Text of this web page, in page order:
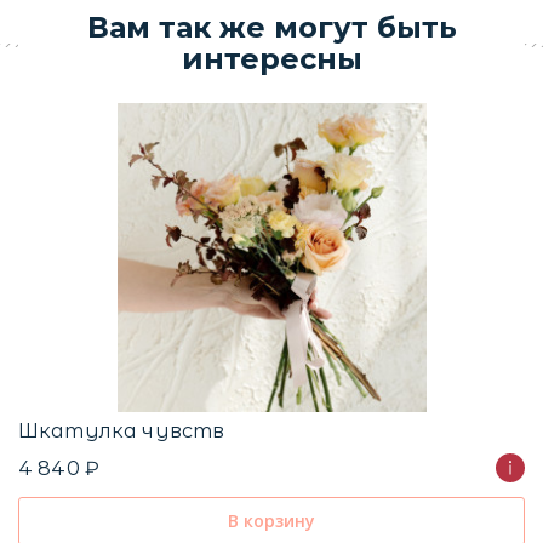
Вам так же могут быть
интересны
Шкатулка чувств
4 840 ₽
В корзину